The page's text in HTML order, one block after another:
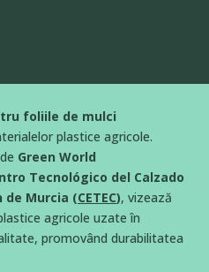
foliile de mulci
plastice agricole.
Green World
Tecnológico del Calzado
de Murcia (CETEC), vizează
agricole uzate în
promovând durabilitatea